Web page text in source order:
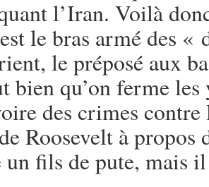
l’Iran. Voilà
le bras armé des
le préposé aux
bien qu’on ferme
des crimes
Roosevelt à propos
un fils de pute, mais